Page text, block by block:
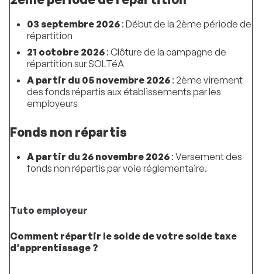
03 septembre 2026: Début de la 2ème période de
répartition
21 octobre 2026: Clôture de la campagne de
répartition sur SOLTéA
A partir du 05 novembre 2026 : 2ème virement
des fonds répartis aux établissements par les
employeurs
Fonds non répartis
A partir du 26 novembre 2026 : Versement des
fonds non répartis par voie réglementaire.
Tuto employeur
Comment répartir le solde de votre solde taxe
d’apprentissage ?